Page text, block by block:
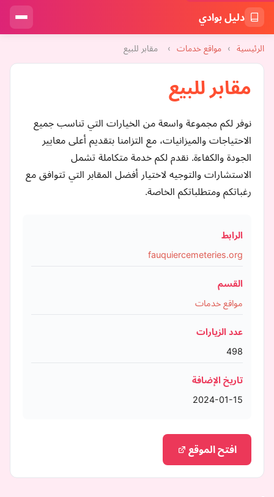
دليل بوادي
الرئيسية › مواقع خدمات › مقابر للبيع
مقابر للبيع
نوفر لكم مجموعة واسعة من الخيارات التي تناسب جميع
الاحتياجات والميزانيات، مع التزامنا بتقديم أعلى معايير
الجودة والكفاءة. نقدم لكم خدمة متكاملة تشمل
الاستشارات والتوجيه لاختيار أفضل المقابر التي تتوافق مع
رغباتكم ومتطلباتكم الخاصة.
الرابط
fauquiercemeteries.org
القسم
مواقع خدمات
عدد الزيارات
498
تاريخ الإضافة
2024-01-15
افتح الموقع